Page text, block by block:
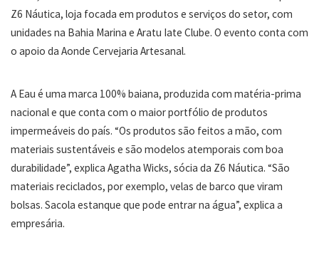
Z6 Náutica, loja focada em produtos e serviços do setor, com
unidades na Bahia Marina e Aratu Iate Clube. O evento conta com
o apoio da Aonde Cervejaria Artesanal.
A Eau é uma marca 100% baiana, produzida com matéria-prima
nacional e que conta com o maior portfólio de produtos
impermeáveis do país. “Os produtos são feitos a mão, com
materiais sustentáveis e são modelos atemporais com boa
durabilidade”, explica Agatha Wicks, sócia da Z6 Náutica. “São
materiais reciclados, por exemplo, velas de barco que viram
bolsas. Sacola estanque que pode entrar na água”, explica a
empresária.